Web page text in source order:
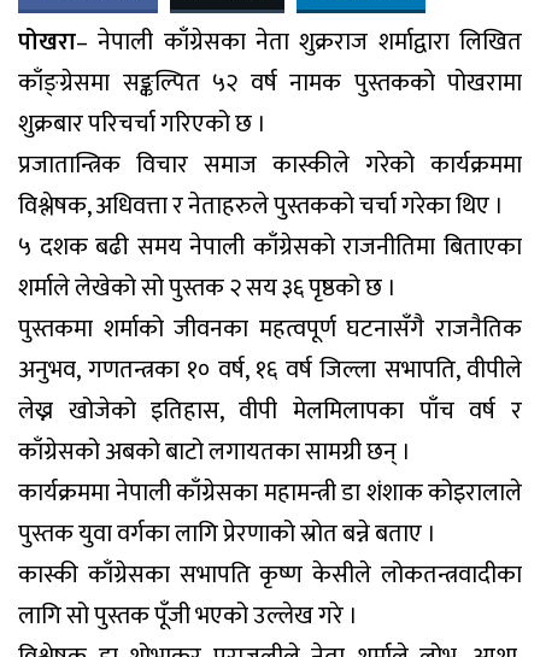
पोखरा– नेपाली काँग्रेसका नेता शुक्रराज शर्माद्वारा लिखित
काँङ्ग्रेसमा सङ्कल्पित ५२ वर्ष नामक पुस्तकको पोखरामा
शुक्रबार परिचर्चा गरिएको छ ।
प्रजातान्त्रिक विचार समाज कास्कीले गरेको कार्यक्रममा
विश्लेषक, अधिवत्ता र नेताहरुले पुस्तकको चर्चा गरेका थिए ।
५ दशक बढी समय नेपाली काँग्रेसको राजनीतिमा बिताएका
शर्माले लेखेको सो पुस्तक २ सय ३६ पृष्ठको छ ।
पुस्तकमा शर्माको जीवनका महत्वपूर्ण घटनासँगै राजनैतिक
अनुभव, गणतन्त्रका १० वर्ष, १६ वर्ष जिल्ला सभापति, वीपीले
लेख्न खोजेको इतिहास, वीपी मेलमिलापका पाँच वर्ष र
काँग्रेसको अबको बाटो लगायतका सामग्री छन् ।
कार्यक्रममा नेपाली काँग्रेसका महामन्त्री डा शंशाक कोइरालाले
पुस्तक युवा वर्गका लागि प्रेरणाको स्रोत बन्ने बताए ।
कास्की काँग्रेसका सभापति कृष्ण केसीले लोकतन्त्रवादीका
लागि सो पुस्तक पूँजी भएको उल्लेख गरे ।